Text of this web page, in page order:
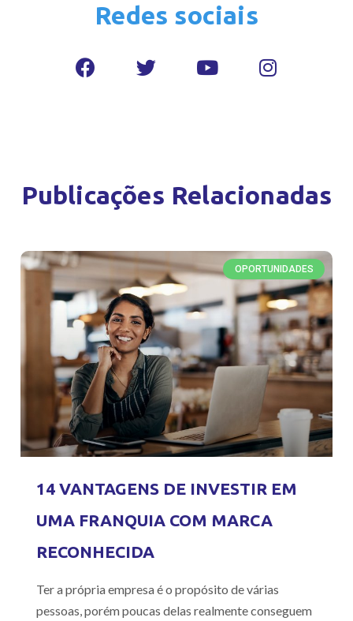
Redes sociais
Publicações Relacionadas
OPORTUNIDADES
14 VANTAGENS DE INVESTIR EM
UMA FRANQUIA COM MARCA
RECONHECIDA
Ter a própria empresa é o propósito de várias
pessoas, porém poucas delas realmente conseguem